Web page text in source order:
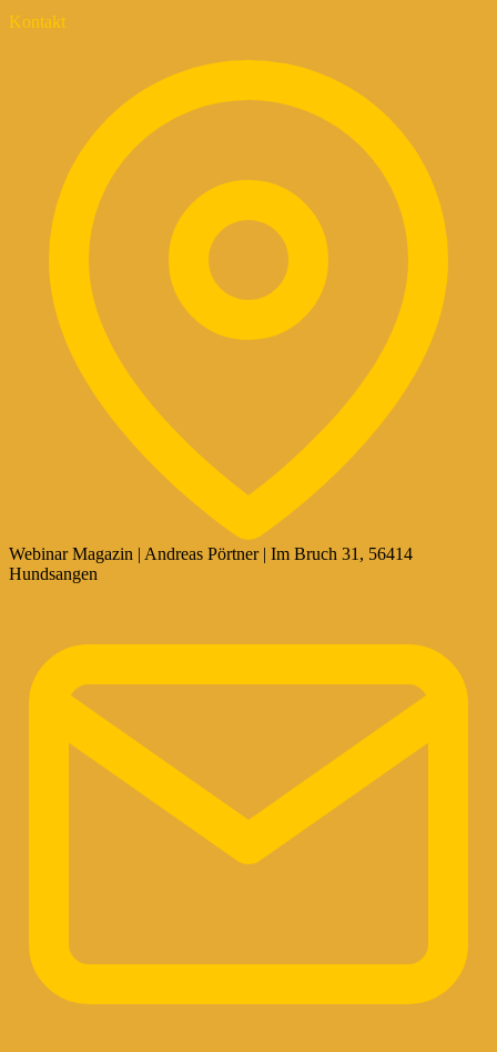
Kontakt
Webinar Magazin | Andreas Pörtner | Im Bruch 31, 56414
Hundsangen